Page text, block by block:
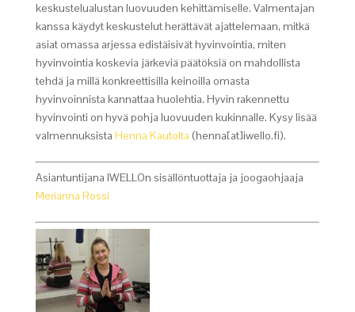
keskustelualustan luovuuden kehittämiselle. Valmentajan
kanssa käydyt keskustelut herättävät ajattelemaan, mitkä
asiat omassa arjessa edistäisivät hyvinvointia, miten
hyvinvointia koskevia järkeviä päätöksiä on mahdollista
tehdä ja millä konkreettisilla keinoilla omasta
hyvinvoinnista kannattaa huolehtia. Hyvin rakennettu
hyvinvointi on hyvä pohja luovuuden kukinnalle. Kysy lisää
valmennuksista Henna Kautolta (henna[at]iwello.fi).
Asiantuntijana IWELLOn sisällöntuottaja ja joogaohjaaja
Merianna Rossi